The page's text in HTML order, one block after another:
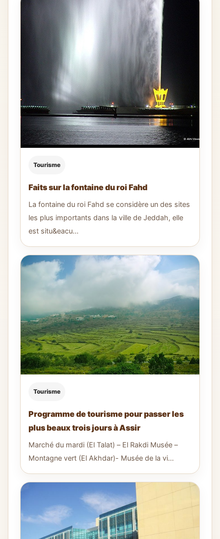
Tourisme
Faits sur la fontaine du roi Fahd
La fontaine du roi Fahd se considère un des sites
les plus importants dans la ville de Jeddah, elle
est situ&eacu...
Tourisme
Programme de tourisme pour passer les
plus beaux trois jours à Assir
Marché du mardi (El Talat) – El Rakdi Musée –
Montagne vert (El Akhdar)- Musée de la vi...